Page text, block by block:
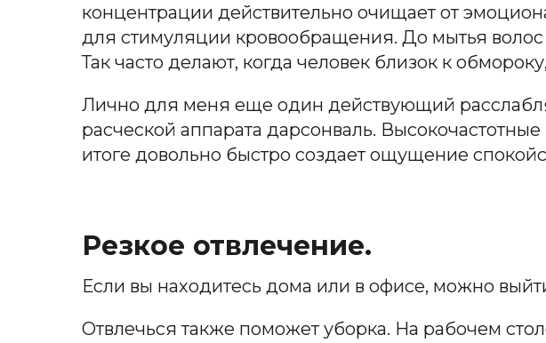
концентрации действительно очищает от
для стимуляции кровообращения. До мытья волос
Так часто делают, когда человек близок к
Лично для меня еще один действующий
расческой аппарата дарсонваль.
итоге довольно быстро создает ощущение
Резкое отвлечение.
Если вы находитесь дома или в офисе, можно
Отвлечься также поможет уборка. На рабочем